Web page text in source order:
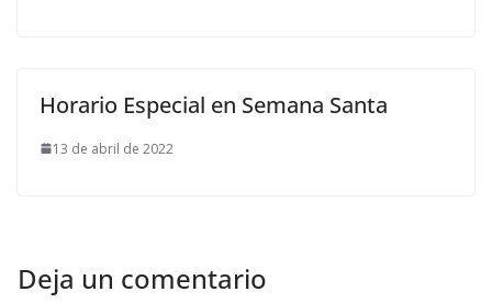
Horario Especial en Semana Santa
13 de abril de 2022
Deja un comentario